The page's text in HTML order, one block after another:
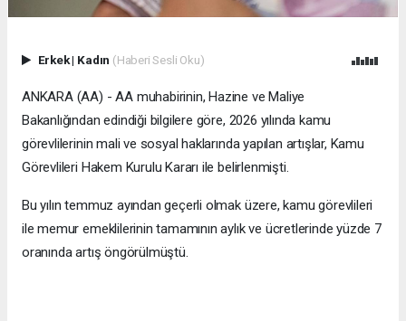
Erkek| Kadın (Haberi Sesli Oku)
ANKARA (AA) - AA muhabirinin, Hazine ve Maliye
Bakanlığından edindiği bilgilere göre, 2026 yılında kamu
görevlilerinin mali ve sosyal haklarında yapılan artışlar, Kamu
Görevlileri Hakem Kurulu Kararı ile belirlenmişti.
Bu yılın temmuz ayından geçerli olmak üzere, kamu görevlileri
ile memur emeklilerinin tamamının aylık ve ücretlerinde yüzde 7
oranında artış öngörülmüştü.